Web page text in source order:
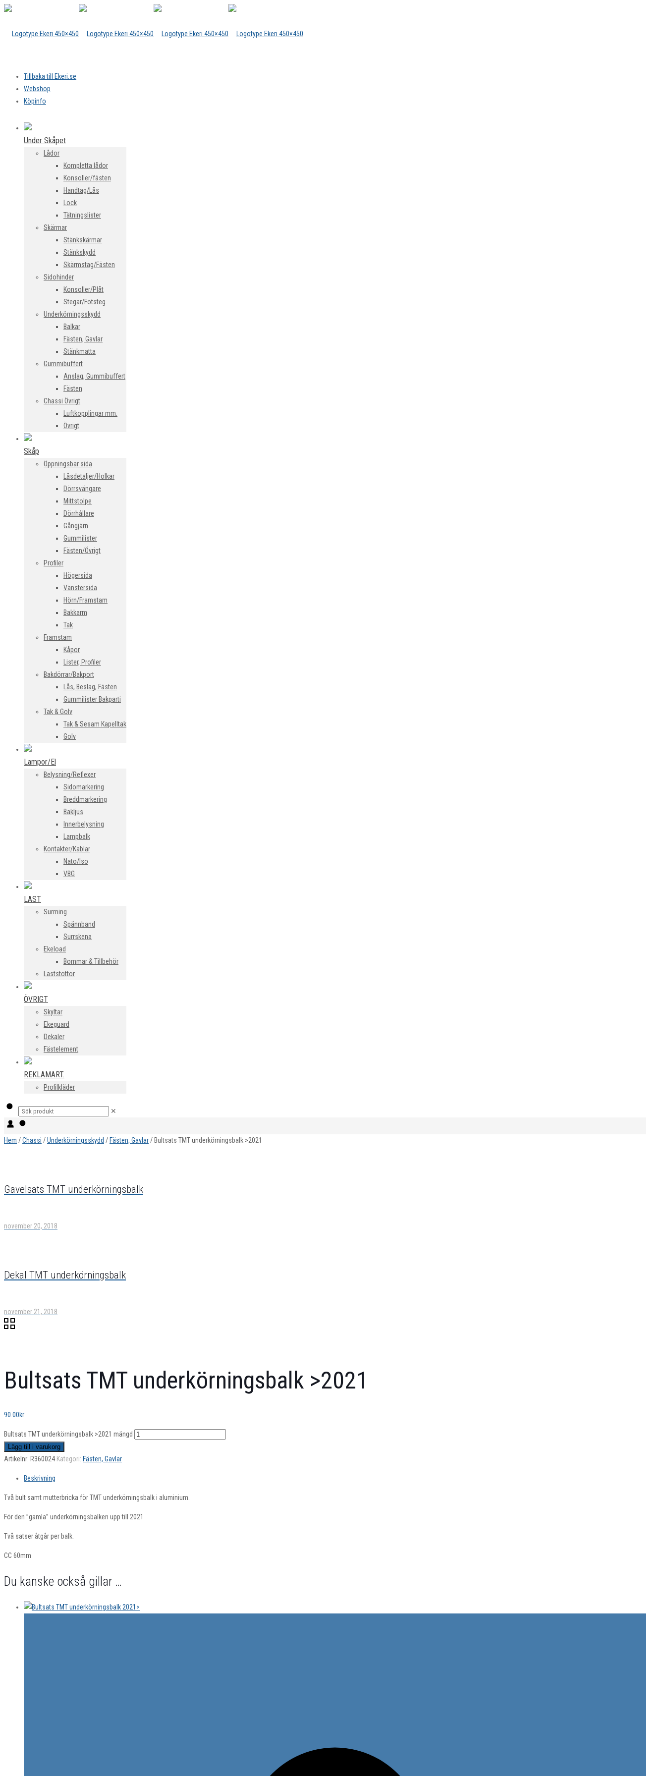
Tillbaka till Ekeri.se
Webshop
Köpinfo
Under Skåpet
Lådor
Kompletta lådor
Konsoller/fästen
Handtag/Lås
Lock
Tätningslister
Skärmar
Stänkskärmar
Stänkskydd
Skärmstag/Fästen
Sidohinder
Konsoller/Plåt
Stegar/Fotsteg
Underkörningsskydd
Balkar
Fästen, Gavlar
Stänkmatta
Gummibuffert
Anslag, Gummibuffert
Fästen
Chassi Övrigt
Luftkopplingar mm.
Övrigt
Skåp
Öppningsbar sida
Låsdetaljer/Holkar
Dörrsvängare
Mittstolpe
Dörrhållare
Gångjärn
Gummilister
Fästen/Övrigt
Profiler
Högersida
Vänstersida
Hörn/Framstam
Bakkarm
Tak
Framstam
Kåpor
Lister, Profiler
Bakdörrar/Bakport
Lås, Beslag, Fästen
Gummilister Bakparti
Tak & Golv
Tak & Sesam Kapelltak
Golv
Lampor/El
Belysning/Reflexer
Sidomarkering
Breddmarkering
Bakljus
Innerbelysning
Lampbalk
Kontakter/Kablar
Nato/Iso
VBG
LAST
Surrning
Spännband
Surrskena
Ekeload
Bommar & Tillbehör
Laststöttor
ÖVRIGT
Skyltar
Ekeguard
Dekaler
Fästelement
REKLAMART.
Profilkläder
✕
Hem /Chassi /Underkörningsskydd / Fästen, Gavlar/ Bultsats TMT underkörningsbalk >2021
Gavelsats TMT underkörningsbalk
november 20, 2018
Dekal TMT underkörningsbalk
november 21, 2018
Bultsats TMT underkörningsbalk >2021
90.00kr
Bultsats TMT underkörningsbalk >2021 mängd
Lägg till i varukorg
Artikelnr: R360024 Kategori: Fästen, Gavlar
Beskrivning
Två bult samt mutterbricka för TMT underkörningsbalk i aluminium.
För den ”gamla” underkörningsbalken upp till 2021
Två satser åtgår per balk.
CC 60mm
Du kanske också gillar …